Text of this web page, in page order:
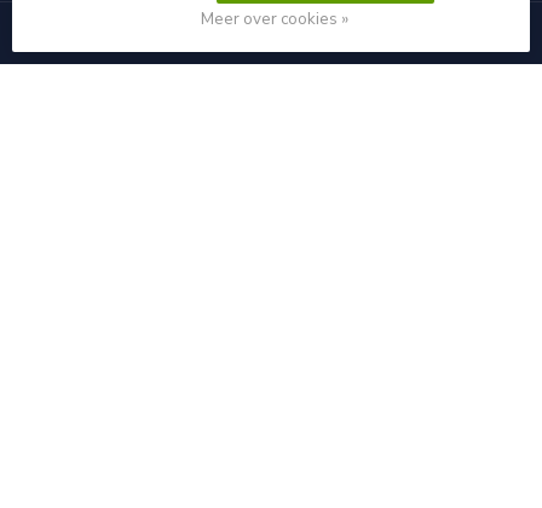
Meer over cookies »